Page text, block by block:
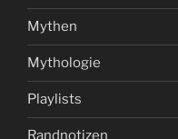
Mythen
Mythologie
Playlists
Randnotizen